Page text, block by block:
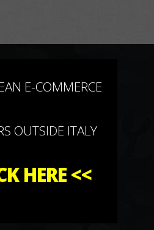
E-COMMERCE
OUTSIDE ITALY
HERE<<